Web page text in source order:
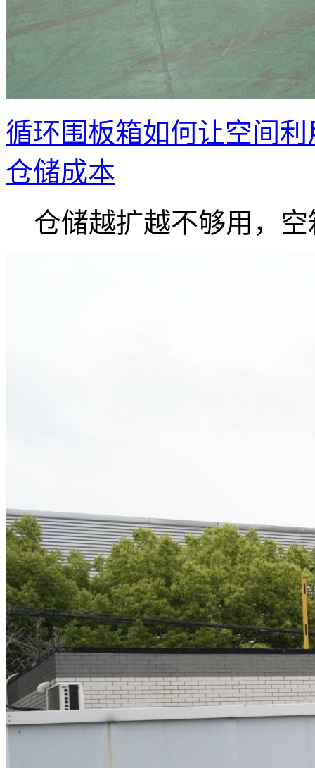
循环围板箱如何让空间
仓储成本
仓储越扩越不够用，空